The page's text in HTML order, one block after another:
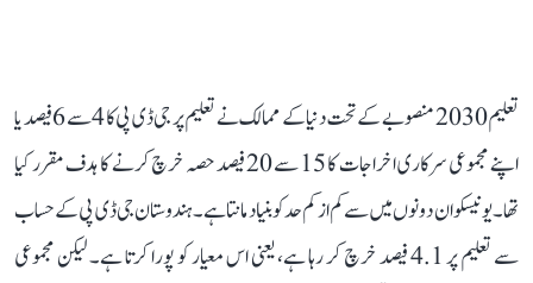
تعلیم 2030 منصوبے کے تحت دنیا کے ممالک نے تعلیم پر جی ڈی پی کا 4 سے 6 فیصد یا
اپنے مجموعی سرکاری اخراجات کا 15 سے 20 فیصد حصہ خرچ کرنے کا ہدف مقرر کیا
تھا۔ یونیسکو ان دونوں میں سے کم از کم حد کو بنیاد مانتا ہے۔ ہندوستان جی ڈی پی کے حساب
سے تعلیم پر 4.1 فیصد خرچ کر رہا ہے، یعنی اس معیار کو پورا کرتا ہے۔ لیکن مجموعی